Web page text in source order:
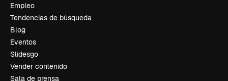
Empleo
Tendencias de búsqueda
Blog
Eventos
Slidesgo
Vender contenido
Sala de prensa